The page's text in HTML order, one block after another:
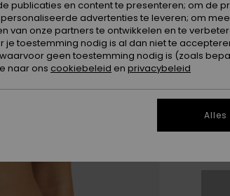
publicaties en content te presenteren; om de
advertenties te leveren; om
van onze partners te ontwikkelen en te
toestemming nodig is al dan niet te
geen toestemming nodig is (zoals
naar ons cookiebeleid en privacybeleid
Alles